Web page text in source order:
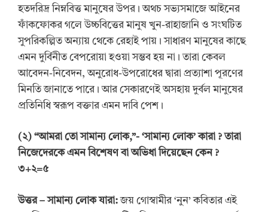
হতদরিদ্র নিম্নবিত্ত মানুষের উপর। অথচ সভ্যসমাজে আইনের
ফাঁকফোকর গলে উচ্চবিত্তের মানুষ খুন-রাহাজানি ও সংঘটিত
সুপরিকল্পিত অন্যায় থেকে রেহাই পায়। সাধারণ মানুষের কাছে
এমন দুর্বিনীত বেপরোয়া হওয়া সম্ভব হয় না। তারা কেবল
আবেদন-নিবেদন, অনুরোধ-উপরোধের দ্বারা প্রত্যাশা পূরণের
মিনতি জানাতে পারে। আর সেকারণেই অসহায় দুর্বল মানুষের
প্রতিনিধি স্বরূপ বক্তার এমন দাবি পেশ।
(২) “আমরা তো সামান্য লোক,”- ‘সামান্য লোক’কারা ? তারা
নিজেদেরকে এমন বিশেষণ বা অভিধা দিয়েছেন কেন ?
৩+২=৫
উত্তর–সামান্য লোক যারা:জয় গোস্বামীর ‘নুন’ কবিতার এই